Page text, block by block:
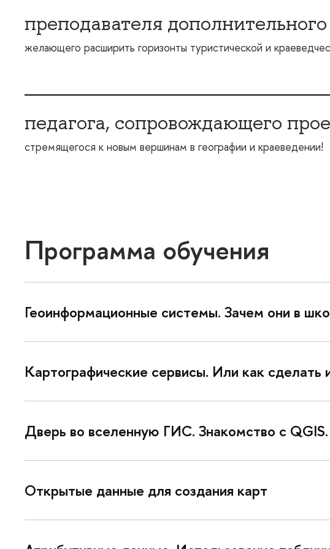
преподавателя
желающего расширить горизонты туристической и
педагога, сопровождающего
стремящегося к новым вершинам в географии и краеведении!
Программа обучения
Геоинформационные системы. Зачем они в
Картографические сервисы. Или как сделать
Дверь во вселенную ГИС. Знакомство с QGIS.
Открытые данные для создания карт